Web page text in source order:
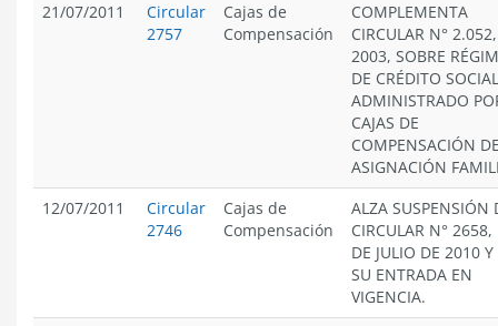
21/07/2011
Circular
2757
Cajas de
Compensación
COMPLEMENTA
CIRCULAR N°
2003, SOBRE
DE CRÉDITO SOCIAL
ADMINISTRADO
CAJAS DE
COMPENSACIÓN
ASIGNACIÓN
12/07/2011
Circular
2746
Cajas de
Compensación
ALZA SUSPENSIÓN
CIRCULAR N° 2658,
DE JULIO DE 2010 Y
SU ENTRADA EN
VIGENCIA.